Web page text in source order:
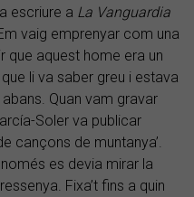
escriure a La Vanguardia
vaig emprenyar com una
que aquest home era un
que li va saber greu i estava
Quan vam gravar
Soler va publicar
cançons de muntanya’.
es devia mirar la
Fixa’t fins a quin